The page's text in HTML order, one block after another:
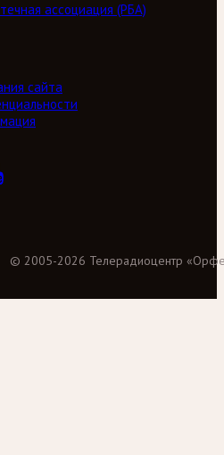
ассоциация (РБА)
сайта
© 2005-2026 Телерадиоцентр